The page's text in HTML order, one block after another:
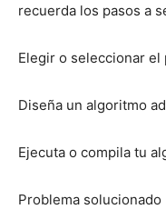
recuerda los pasos a
Elegir o seleccionar el
Diseña un algoritmo
Ejecuta o compila tu
Problema solucionado